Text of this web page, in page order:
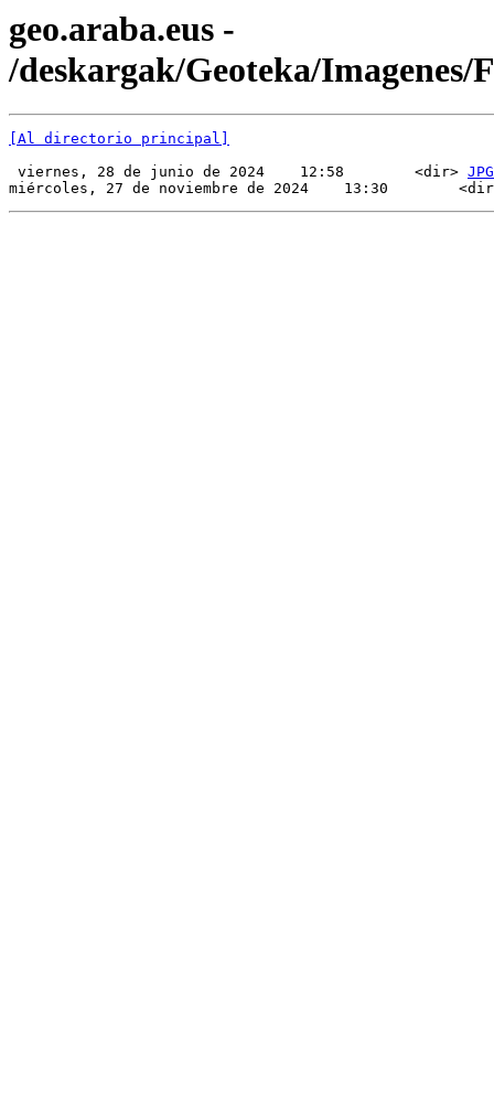
geo.araba.eus -
/deskargak/Geoteka/Imagenes/
[Al directorio principal]
viernes, 28 de junio de 2024    12:58        <dir> JPG
miércoles, 27 de noviembre de 2024    13:30